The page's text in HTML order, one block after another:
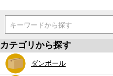
キーワードから探す
カテゴリから探す
ダンボール